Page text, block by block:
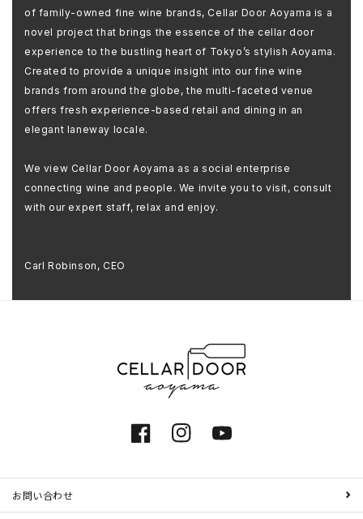
of family-owned fine wine brands, Cellar Door Aoyama is a
novel project that brings the essence of the cellar door
experience to the bustling heart of Tokyo’s stylish Aoyama.
Created to provide a unique insight into our fine wine
brands from around the globe, the multi-faceted venue
offers fresh experience-based retail and dining in an
elegant laneway locale.
We view Cellar Door Aoyama as a social enterprise
connecting wine and people. We invite you to visit, consult
with our expert staff, relax and enjoy.
Carl Robinson, CEO
FacebookInstagramYouTube
お問い合わせ